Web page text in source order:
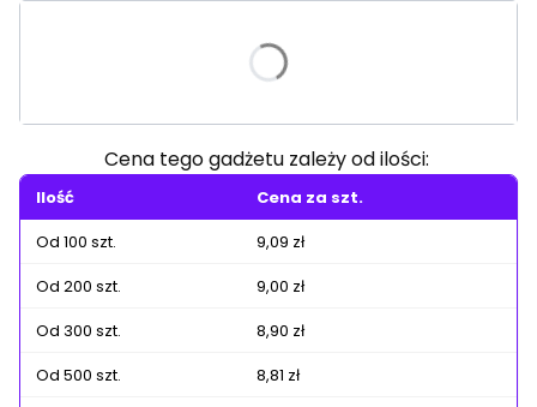
Poszczególne warianty mogą różnić się ceną
Cena tego gadżetu zależy od ilości:
Ilość
Cena za szt.
Od 100 szt.
9,09 zł
Od 200 szt.
9,00 zł
Od 300 szt.
8,90 zł
Od 500 szt.
8,81 zł